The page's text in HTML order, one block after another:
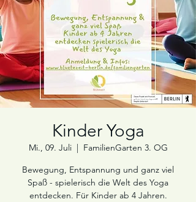
Kinder Yoga
Mi., 09. Juli
  |
FamilienGarten 3. OG
Bewegung, Entspannung und ganz viel
Spaß - spielerisch die Welt des Yoga
entdecken. Für Kinder ab 4 Jahren.